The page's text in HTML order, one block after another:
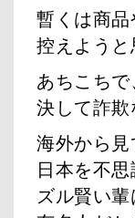
暫くは商品
控えようと
あちこち
決して詐
海外から
日本を不
ズル賢い